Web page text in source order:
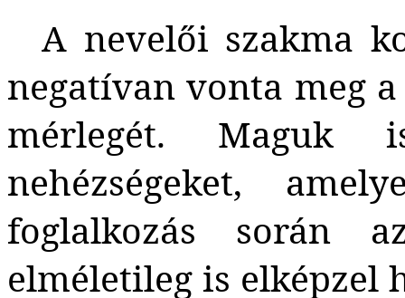
A nevelői szakma
negatívan vonta meg
mérlegét. Maguk
nehézségeket,
foglalkozás során
elméletileg is elképzel